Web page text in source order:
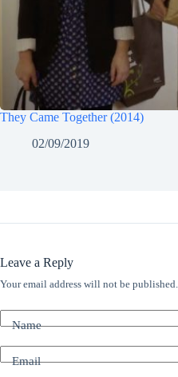
They Came Together (2014)
02/09/2019
Leave a Reply
Your email address will not be published.
Name
Email